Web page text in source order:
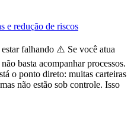
e redução de riscos
falhando ⚠️ Se você atua
basta acompanhar processos.
o ponto direto: muitas carteiras
não estão sob controle. Isso